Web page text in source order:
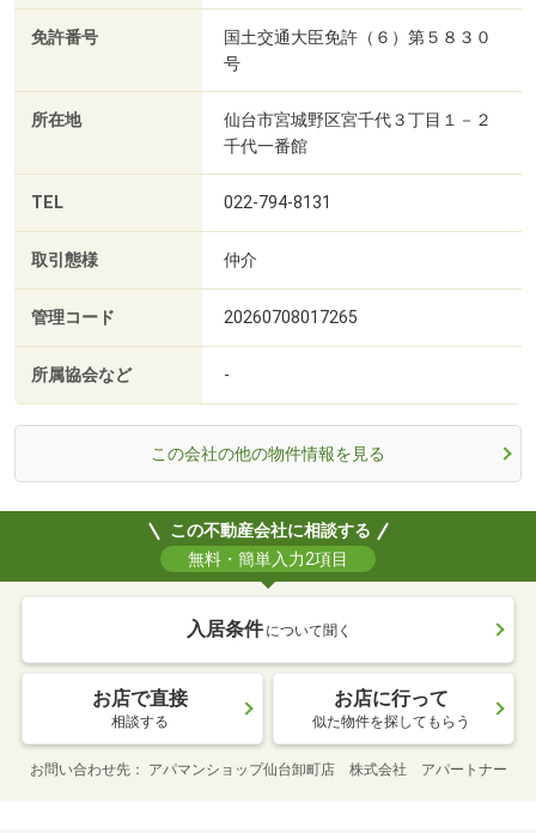
免許番号
国土交通大臣免許（６）第５８３０
号
所在地
仙台市宮城野区宮千代３丁目１－２
千代一番館
TEL 022-794-8131
取引態様 仲介
管理コード 20260708017265
所属協会など -
この会社の他の物件情報を見る
この不動産会社に相談する
無料・簡単入力2項目
入居条件 について聞く
お店で直接
相談する
お店に行って
似た物件を探してもらう
お問い合わせ先 アパマンショップ仙台卸町店 株式会社 アパートナー